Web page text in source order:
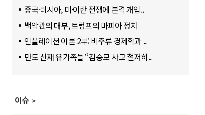
중국·러시아, 미·이란 전쟁에 본격 개입..
백악관의 대부, 트럼프의 마피아 정치
인플레이션 이론 2부: 비주류 경제학과 ..
만도 산재 유가족들 “김승모 사고 철저히..
이슈